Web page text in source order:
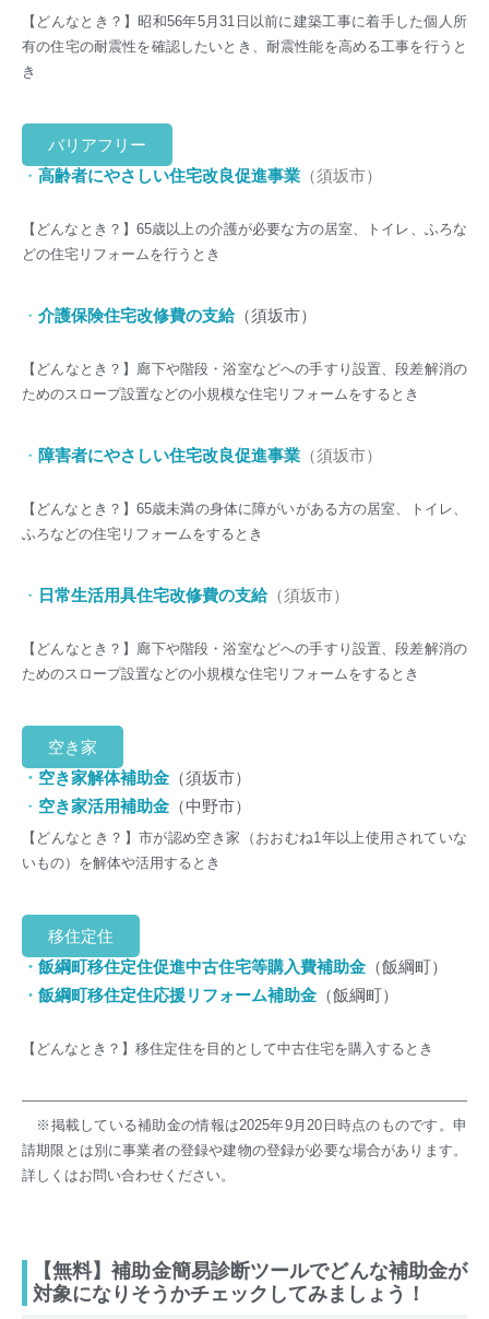
【どんなとき？】昭和56年5月31日以前に建築工事に着手した個人所
有の住宅の耐震性を確認したいとき、耐震性能を高める工事を行うと
き
バリアフリー
・ 高齢者にやさしい住宅改良促進事業 （須坂市）
【どんなとき？】65歳以上の介護が必要な方の居室、トイレ、ふろな
どの住宅リフォームを行うとき
・ 介護保険住宅改修費の支給（須坂市）
【どんなとき？】廊下や階段・浴室などへの手すり設置、段差解消の
ためのスロープ設置などの小規模な住宅リフォームをするとき
・ 障害者にやさしい住宅改良促進事業 （須坂市）
【どんなとき？】65歳未満の身体に障がいがある方の居室、トイレ、
ふろなどの住宅リフォームをするとき
・ 日常生活用具住宅改修費の支給（須坂市）
【どんなとき？】廊下や階段・浴室などへの手すり設置、段差解消の
ためのスロープ設置などの小規模な住宅リフォームをするとき
空き家
・ 空き家解体補助金 （須坂市）
・ 空き家活用補助金 （中野市）
【どんなとき？】市が認め空き家（おおむね1年以上使用されていな
いもの）を解体や活用するとき
移住定住
・ 飯綱町移住定住促進中古住宅等購入費補助金 （飯綱町）
・ 飯綱町移住定住応援リフォーム補助金 （飯綱町）
【どんなとき？】移住定住を目的として中古住宅を購入するとき
※掲載している補助金の情報は2025年9月20日時点のものです。申
請期限とは別に事業者の登録や建物の登録が必要な場合があります。
詳しくはお問い合わせください。
【無料】補助金簡易診断ツールでどんな補助金が
対象になりそうかチェックしてみましょう！